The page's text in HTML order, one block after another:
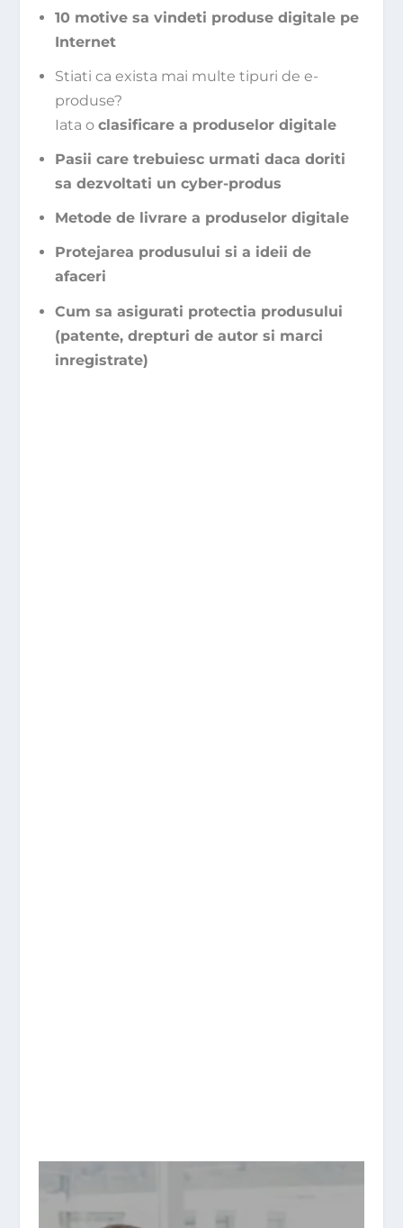
10 motive sa vindeti produse digitale pe
Internet
Stiati ca exista mai multe tipuri de e-
produse?
Iata o clasificare a produselor digitale
Pasii care trebuiesc urmati daca doriti
sa dezvoltati un cyber-produs
Metode de livrare a produselor digitale
Protejarea produsului si a ideii de
afaceri
Cum sa asigurati protectia produsului
(patente, drepturi de autor si marci
inregistrate)